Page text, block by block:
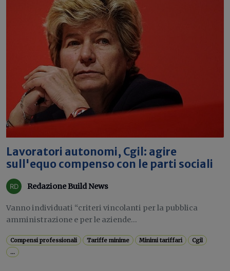
Lavoratori autonomi, Cgil: agire
sull'equo compenso con le parti sociali
Redazione Build News
Vanno individuati “criteri vincolanti per la pubblica
amministrazione e per le aziende...
Compensi professionali Tariffe minime Minimi tariffari
Cgil
...